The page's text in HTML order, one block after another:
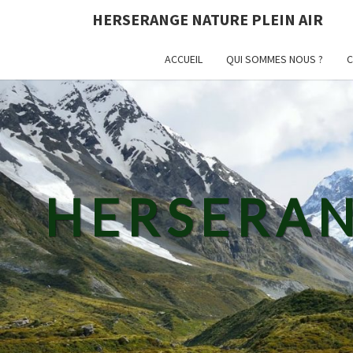
HERSERANGE NATURE PLEIN AIR
ACCUEIL QUI SOMMES NOUS ?